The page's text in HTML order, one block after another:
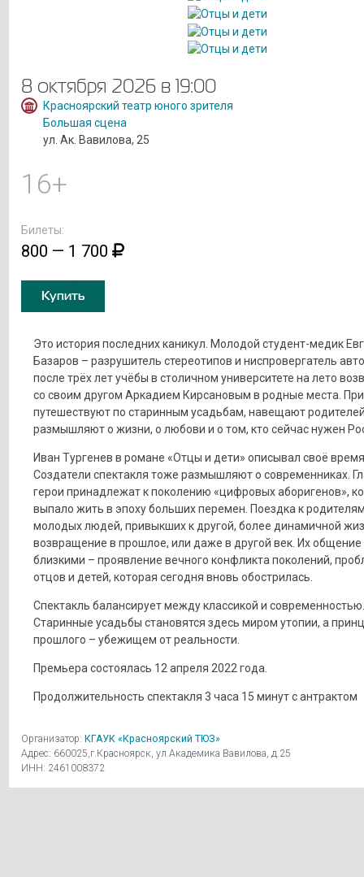
8 октября 2026 в 19:00
Красноярский театр юного зрителя
Большая сцена
ул. Ак. Вавилова, 25
16+
Билеты:
800 — 1 700
Купить
Это история последних каникул. Молодой студент-медик
Базаров – разрушитель стереотипов и ниспровергатель
после трёх лет учёбы в столичном университете на лето
со своим другом Аркадием Кирсановым в родные места.
путешествуют по старинным усадьбам, навещают
размышляют о жизни, о любови и о том, кто сейчас нужен
Иван Тургенев в романе «Отцы и дети» описывал своё
Создатели спектакля тоже размышляют о современниках.
герои принадлежат к поколению «цифровых аборигенов»,
выпало жить в эпоху больших перемен. Поездка к
молодых людей, привыкших к другой, более динамичной
возвращение в прошлое, или даже в другой век. Их общение
близкими – проявление вечного конфликта поколений,
отцов и детей, которая сегодня вновь обострилась.
Спектакль балансирует между классикой и современностью.
Старинные усадьбы становятся здесь миром утопии, а
прошлого – убежищем от реальности.
Премьера состоялась 12 апреля 2022 года.
Продолжительность спектакля 3 часа 15 минут с антрактом
Организатор: КГАУК «Красноярский ТЮЗ»
Адрес: 660025,г.Красноярск, ул.Академика Вавилова, д.25
ИНН: 2461008372